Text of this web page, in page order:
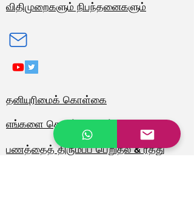
விதிமுறைகளும் நிபந்தனைகளும்
தனியுரிமைக் கொள்கை
எங்களை தொடர்பு கொள்ள
பணத்தைத் திரும்பப் பெறுதல் & ரத்து